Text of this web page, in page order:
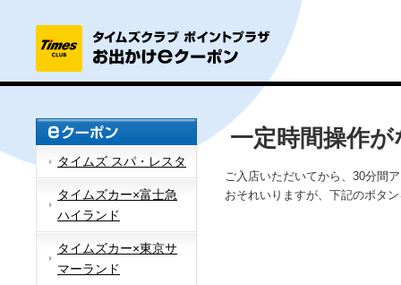
タイムズ スパ・レスタ
タイムズカー×富士急
ハイランド
タイムズカー×東京サ
マーランド
一定時間操作
ご入店いただいてから、30分間
おそれいりますが、下記のボタ